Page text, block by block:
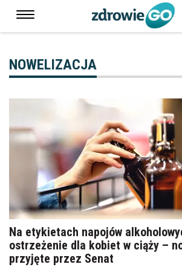
NOWELIZACJA
Na etykietach napojów
ostrzeżenie dla kobiet w ciąży –
przyjęte przez Senat